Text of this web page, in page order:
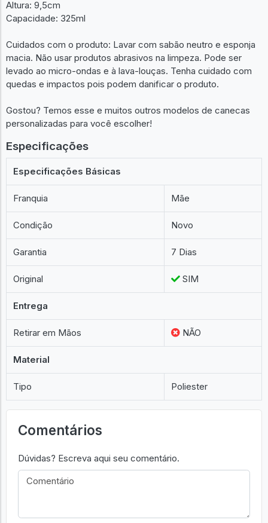
Altura: 9,5cm
Capacidade: 325ml
Cuidados com o produto: Lavar com sabão neutro e esponja
macia. Não usar produtos abrasivos na limpeza. Pode ser
levado ao micro-ondas e à lava-louças. Tenha cuidado com
quedas e impactos pois podem danificar o produto.
Gostou? Temos esse e muitos outros modelos de canecas
personalizadas para você escolher!
Especificações
Especificações Básicas
Franquia Mãe
Condição Novo
Garantia 7 Dias
Original SIM
Entrega
Retirar em Mãos NÃO
Material
Tipo Poliester
Comentários
Dúvidas? Escreva aqui seu comentário.